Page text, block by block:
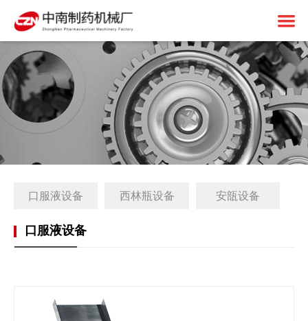
首页
关于中南
中南简介
免责申明
制药设备
液体制剂设备
后段包装设备
前处理设备
仿真软件
工厂简介
1+X证书
1+X设备方案
解决方案
客户案例
新闻中心
口服液设备 西林瓶设备 安瓿设备
口服液设备